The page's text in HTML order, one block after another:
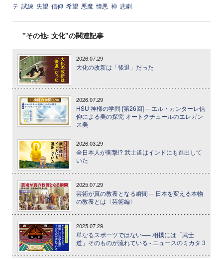
テ 試練 失望 信仰 希望 悪魔 憎悪 神 悲劇
"その他: 文化"の関連記事
2026.07.29
大化の改新は「後退」だった
2026.07.29
HSU 神様の学問 [第26回] ─ エル・カンターレ信
仰による美の探究 オートクチュールのエレガン
ス美
2026.03.29
全日本人が衝撃!? 武士道はインドにも進出して
いた
2025.07.29
芸術が真の教養となる瞬間 ─ 日本を変える本物
の教養とは〈芸術編〉
2025.07.29
単なるスポーツではない── 相撲には「武士
道」そのものが流れている - ニュースのミカタ 3